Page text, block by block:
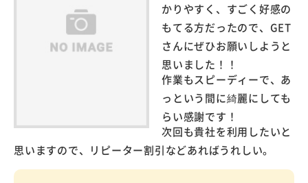
かりやすく、すごく好感の
もてる方だったので、GET
さんにぜひお願いしようと
思いました！！
作業もスピーディーで、あ
っという間に綺麗にしても
らい感謝です！
次回も貴社を利用したいと
思いますので、リピーター割引などあればうれしい。